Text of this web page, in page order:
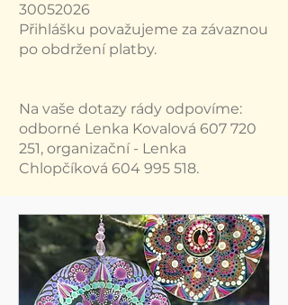
30052026
Přihlášku považujeme za závaznou
po obdržení platby.
Na vaše dotazy rády odpovíme:
odborné Lenka Kovalová 607 720
251, organizační - Lenka
Chlopčíková 604 995 518.